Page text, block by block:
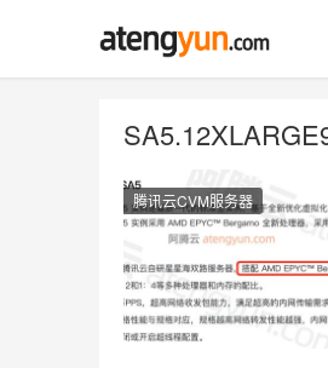
腾讯云CVM服务器